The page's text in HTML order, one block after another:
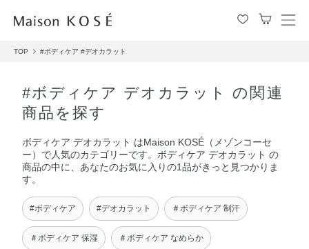
メ
TOP #ボディケア #デオカラット
#ボディケア デオカラット の関連
商品を探す
ボディケア デオカラット はMaison KOSÉ（メゾンコーセ
ー）で人気のカテゴリーです。ボディケア デオカラット の
商品の中に、あなたのお気に入りの1品がきっと見つかりま
す。
#ボディケア #デオカラット ＃ボディケア 制汗
＃ボディケア 保湿 ＃ボディケア なめらか